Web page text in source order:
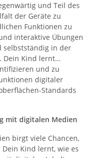
und Teil des
der Geräte zu
Funktionen zu
interaktive Übungen
selbstständig in der
Dein Kind lernt…
und zu
digitaler
Standards
mit digitalen Medien
birgt viele Chancen,
Kind lernt, wie es